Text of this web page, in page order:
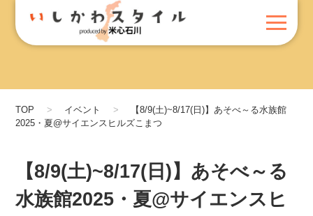
TOP イベント
【8/9(土)~8/17(日)】あそべ～る水族館
2025・夏@サイエンスヒルズこまつ
【8/9(土)~8/17(日)】あそべ～る
水族館2025・夏@サイエンスヒ